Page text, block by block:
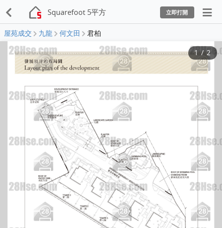
Squarefoot 5平方 立即打開
屋苑成交 九龍 何文田 君柏
1/2